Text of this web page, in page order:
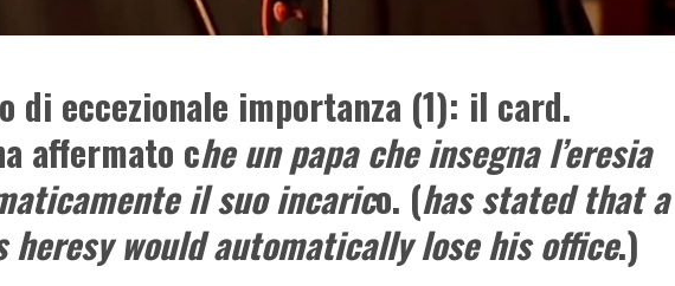
di eccezionale importanza (1): il card.
affermato che un papa che insegna l’eresia
il suo incarico. (has stated that a
heresy would automatically lose his office.)